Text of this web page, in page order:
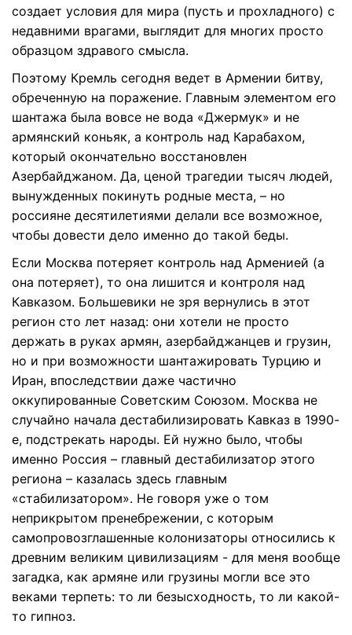
создает условия для мира (пусть и прохладного) с
недавними врагами, выглядит для многих просто
образцом здравого смысла.
Поэтому Кремль сегодня ведет в Армении битву,
обреченную на поражение. Главным элементом его
шантажа была вовсе не вода «Джермук» и не
армянский коньяк, а контроль над Карабахом,
который окончательно восстановлен
Азербайджаном. Да, ценой трагедии тысяч людей,
вынужденных покинуть родные места, – но
россияне десятилетиями делали все возможное,
чтобы довести дело именно до такой беды.
Если Москва потеряет контроль над Арменией (а
она потеряет), то она лишится и контроля над
Кавказом. Большевики не зря вернулись в этот
регион сто лет назад: они хотели не просто
держать в руках армян, азербайджанцев и грузин,
но и при возможности шантажировать Турцию и
Иран, впоследствии даже частично
оккупированные Советским Союзом. Москва не
случайно начала дестабилизировать Кавказ в 1990-
е, подстрекать народы. Ей нужно было, чтобы
именно Россия – главный дестабилизатор этого
региона – казалась здесь главным
«стабилизатором». Не говоря уже о том
неприкрытом пренебрежении, с которым
самопровозглашенные колонизаторы относились к
древним великим цивилизациям - для меня вообще
загадка, как армяне или грузины могли все это
веками терпеть: то ли безысходность, то ли какой-
то гипноз.